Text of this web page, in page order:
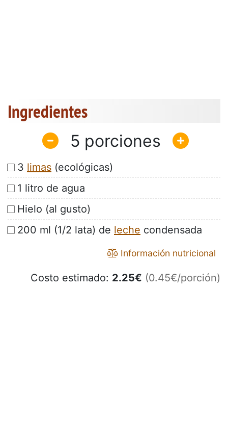
Ingredientes
5
3 limas (ecológicas)
1 litro de agua
Hielo (al gusto)
200 ml (1/2 lata) de leche condensada
Información nutricional
Costo estimado: 2.25€ (0.45€/porción)